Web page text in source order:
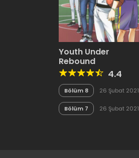
Youth Under
Rebound
4.4
Bölüm 8 26 Şubat 2021
Bölüm 7 26 Şubat 2021